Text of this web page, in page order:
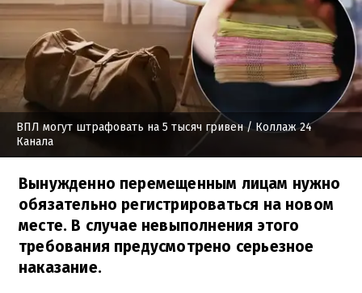
ВПЛ могут штрафовать на 5 тысяч гривен/ Коллаж 24
Канала
Вынужденно перемещенным лицам нужно
обязательно регистрироваться на новом
месте. В случае невыполнения этого
требования предусмотрено серьезное
наказание.